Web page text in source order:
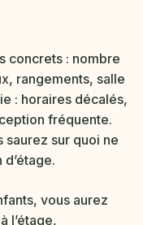
concrets : nombre
rangements, salle
: horaires décalés,
fréquente.
saurez sur quoi ne
vous aurez
l’étage,